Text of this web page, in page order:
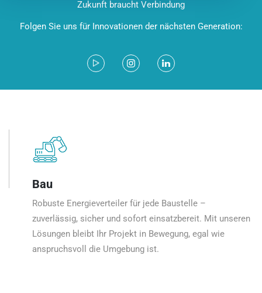
Zukunft braucht Verbindung
Folgen Sie uns für Innovationen der nächsten Generation:
Bau
Robuste Energieverteiler für jede Baustelle –
zuverlässig, sicher und sofort einsatzbereit. Mit unseren
Lösungen bleibt Ihr Projekt in Bewegung, egal wie
anspruchsvoll die Umgebung ist.